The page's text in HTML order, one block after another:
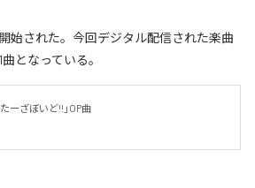
開始された。今回デジタル配信された楽曲
曲となっている。
ーざぼいど!!」OP曲